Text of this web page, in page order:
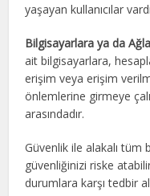
yaşayan kullanıcılar
Bilgisayarlara ya da
ait bilgisayarlara,
erişim veya erişim
önlemlerine girmeye
arasındadır.
Güvenlik ile alakalı tüm
güvenliğinizi riske
durumlara karşı tedbir